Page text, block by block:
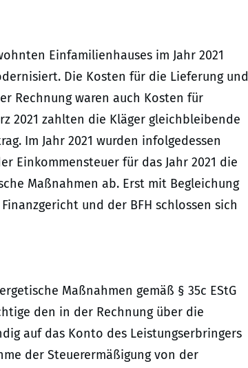
Einfamilienhauses im Jahr 2021
Die Kosten für die Lieferung und
Rechnung waren auch Kosten für
2021 zahlten die Kläger gleichbleibende
Im Jahr 2021 wurden infolgedessen
Einkommensteuer für das Jahr 2021 die
Maßnahmen ab. Erst mit Begleichung
und der BFH schlossen sich
Maßnahmen gemäß § 35c EStG
den in der Rechnung über die
auf das Konto des Leistungserbringers
der Steuerermäßigung von der